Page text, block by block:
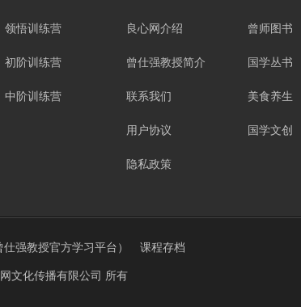
领悟训练营
初阶训练营
中阶训练营
良心网介绍
曾仕强教授简介
联系我们
用户协议
隐私政策
曾师图书
国学丛书
美食养生
国学文创
强教授官方学习平台）
课程存档
文化传播有限公司 所有